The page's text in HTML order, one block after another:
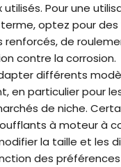
Pour une
optez pour des
de
contre la corrosion.
différents
en particulier pour
de niche.
à moteur à
la taille et les
des